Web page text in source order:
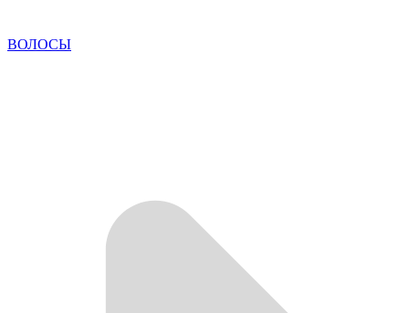
ВОЛОСЫ